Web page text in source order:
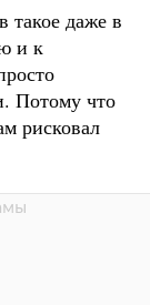
даже в
и к
Потому что
рисковал